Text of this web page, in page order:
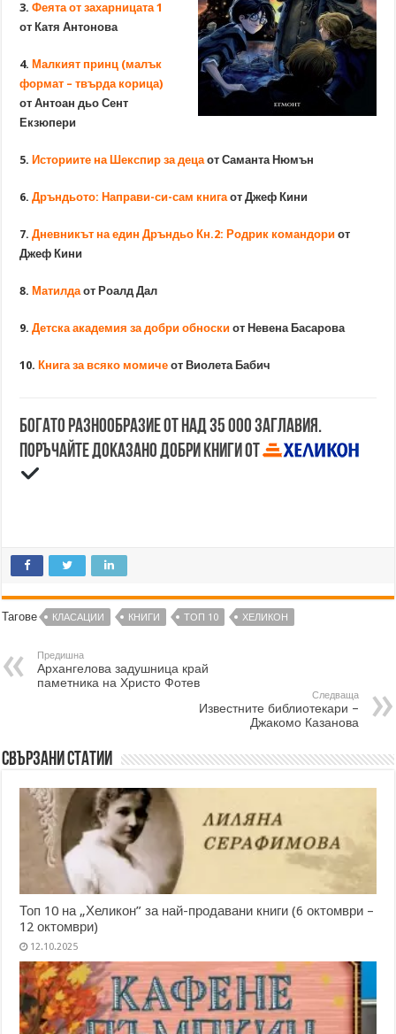
3.Феята от захарницата 1
от Катя Антонова
4. Малкият принц (малък
формат – твърда корица)
от Антоан дьо Сент
Екзюпери
5. Историите на Шекспир за децаот Саманта Нюмън
6.Дръндьото: Направи-си-сам книгаот Джеф Кини
7.Дневникът на един Дръндьо Кн.2: Родрик командори от
Джеф Кини
8. Матилдаот Роалд Дал
9.Детска академия за добри обноски от Невена Басарова
10. Книга за всяко момичеот Виолета Бабич
Богато разнообразие от над 35 000 заглавия.
Поръчайте доказано добри книги от
Тагове КЛАСАЦИИ КНИГИ ТОП 10 ХЕЛИКОН
Предишна
Архангелова задушница край
паметника на Христо Фотев
Следваща
Известните библиотекари –
Джакомо Казанова
Свързани статии
Топ 10 на „Хеликон” за най-продавани книги (6 октомври –
12 октомври)
12.10.2025